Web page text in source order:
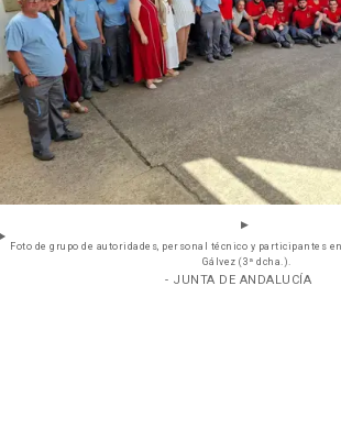
Foto de grupo de autoridades, personal técnico y participantes
Gálvez (3ª dcha.).
- JUNTA DE ANDALUCÍA